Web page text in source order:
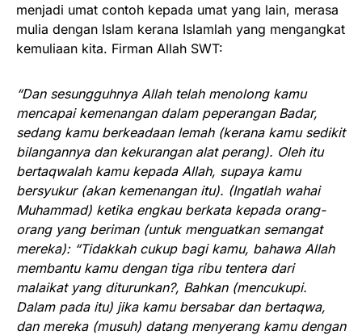
menjadi umat contoh kepada umat yang lain, merasa
mulia dengan Islam kerana Islamlah yang mengangkat
kemuliaan kita. Firman Allah SWT:
“Dan sesungguhnya Allah telah menolong kamu
mencapai kemenangan dalam peperangan Badar,
sedang kamu berkeadaan lemah (kerana kamu sedikit
bilangannya dan kekurangan alat perang). Oleh itu
bertaqwalah kamu kepada Allah, supaya kamu
bersyukur (akan kemenangan itu). (Ingatlah wahai
Muhammad) ketika engkau berkata kepada orang-
orang yang beriman (untuk menguatkan semangat
mereka): “Tidakkah cukup bagi kamu, bahawa Allah
membantu kamu dengan tiga ribu tentera dari
malaikat yang diturunkan?, Bahkan (mencukupi.
Dalam pada itu) jika kamu bersabar dan bertaqwa,
dan mereka (musuh) datang menyerang kamu dengan